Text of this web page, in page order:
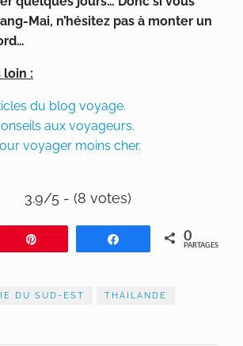
Mai, n’hésitez pas à monter un
loin :
du blog voyage.
aux voyageurs.
voyager moins cher.
3.9/5 - (8 votes)
Partagez 0
PARTAGES
DU SUD-EST THAILANDE